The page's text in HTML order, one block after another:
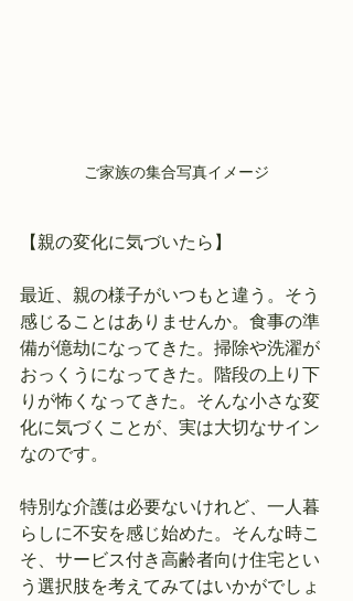
ご家族の集合写真イメージ
【親の変化に気づいたら】
最近、親の様子がいつもと違う。そう
感じることはありませんか。食事の準
備が億劫になってきた。掃除や洗濯が
おっくうになってきた。階段の上り下
りが怖くなってきた。そんな小さな変
化に気づくことが、実は大切なサイン
なのです。
特別な介護は必要ないけれど、一人暮
らしに不安を感じ始めた。そんな時こ
そ、サービス付き高齢者向け住宅とい
う選択肢を考えてみてはいかがでしょ